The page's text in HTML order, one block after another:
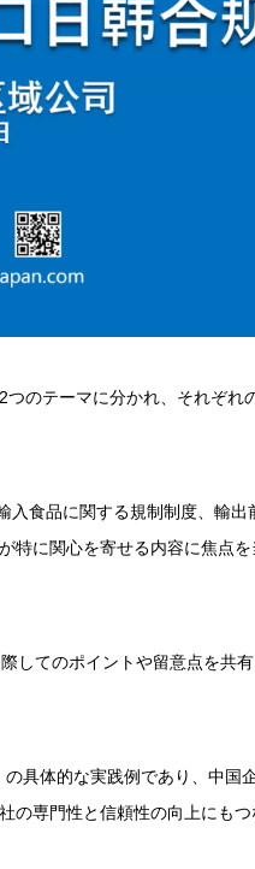
のテーマに分かれ、それぞれ
食品に関する規制制度、輸出
特に関心を寄せる内容に焦点
してのポイントや留意点を共
具体的な実践例であり、中国
の専門性と信頼性の向上にもつ